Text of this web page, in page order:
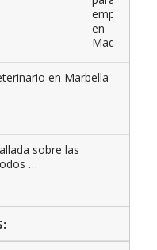
empresas
en
Madrid
en Marbella
sobre las
…